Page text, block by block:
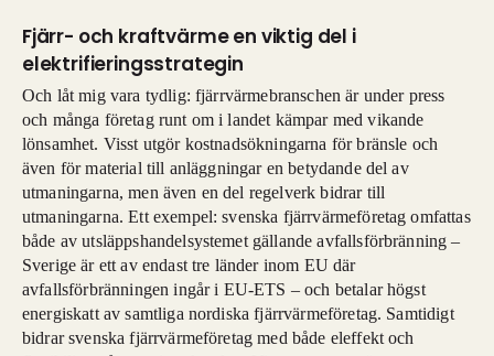
Fjärr- och kraftvärme en viktig del i
elektrifieringsstrategin
Och låt mig vara tydlig: fjärrvärmebranschen är under press
och många företag runt om i landet kämpar med vikande
lönsamhet. Visst utgör kostnadsökningarna för bränsle och
även för material till anläggningar en betydande del av
utmaningarna, men även en del regelverk bidrar till
utmaningarna. Ett exempel: svenska fjärrvärmeföretag omfattas
både av utsläppshandelsystemet gällande avfallsförbränning –
Sverige är ett av endast tre länder inom EU där
avfallsförbränningen ingår i EU-ETS – och betalar högst
energiskatt av samtliga nordiska fjärrvärmeföretag. Samtidigt
bidrar svenska fjärrvärmeföretag med både eleffekt och